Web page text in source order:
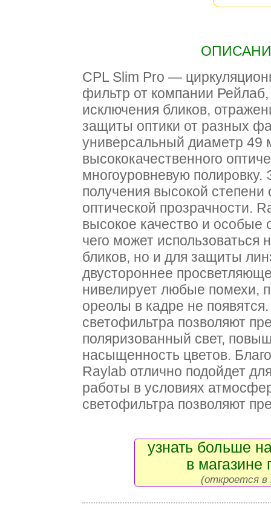
CPL Slim Pro —
фильтр от компании
исключения бликов,
защиты оптики от разных
универсальный диаметр 49
высококачественного
многоуровневую полировку.
получения высокой степени
оптической прозрачности.
высокое качество и особые
чего может использоваться
бликов, но и для защиты
двустороннее
нивелирует любые помехи,
ореолы в кадре не
светофильтра позволяют
поляризованный свет,
насыщенность цветов.
Raylab отлично подойдет
работы в условиях
светофильтра позволяют
узнать больше
в магазине
(откроется в